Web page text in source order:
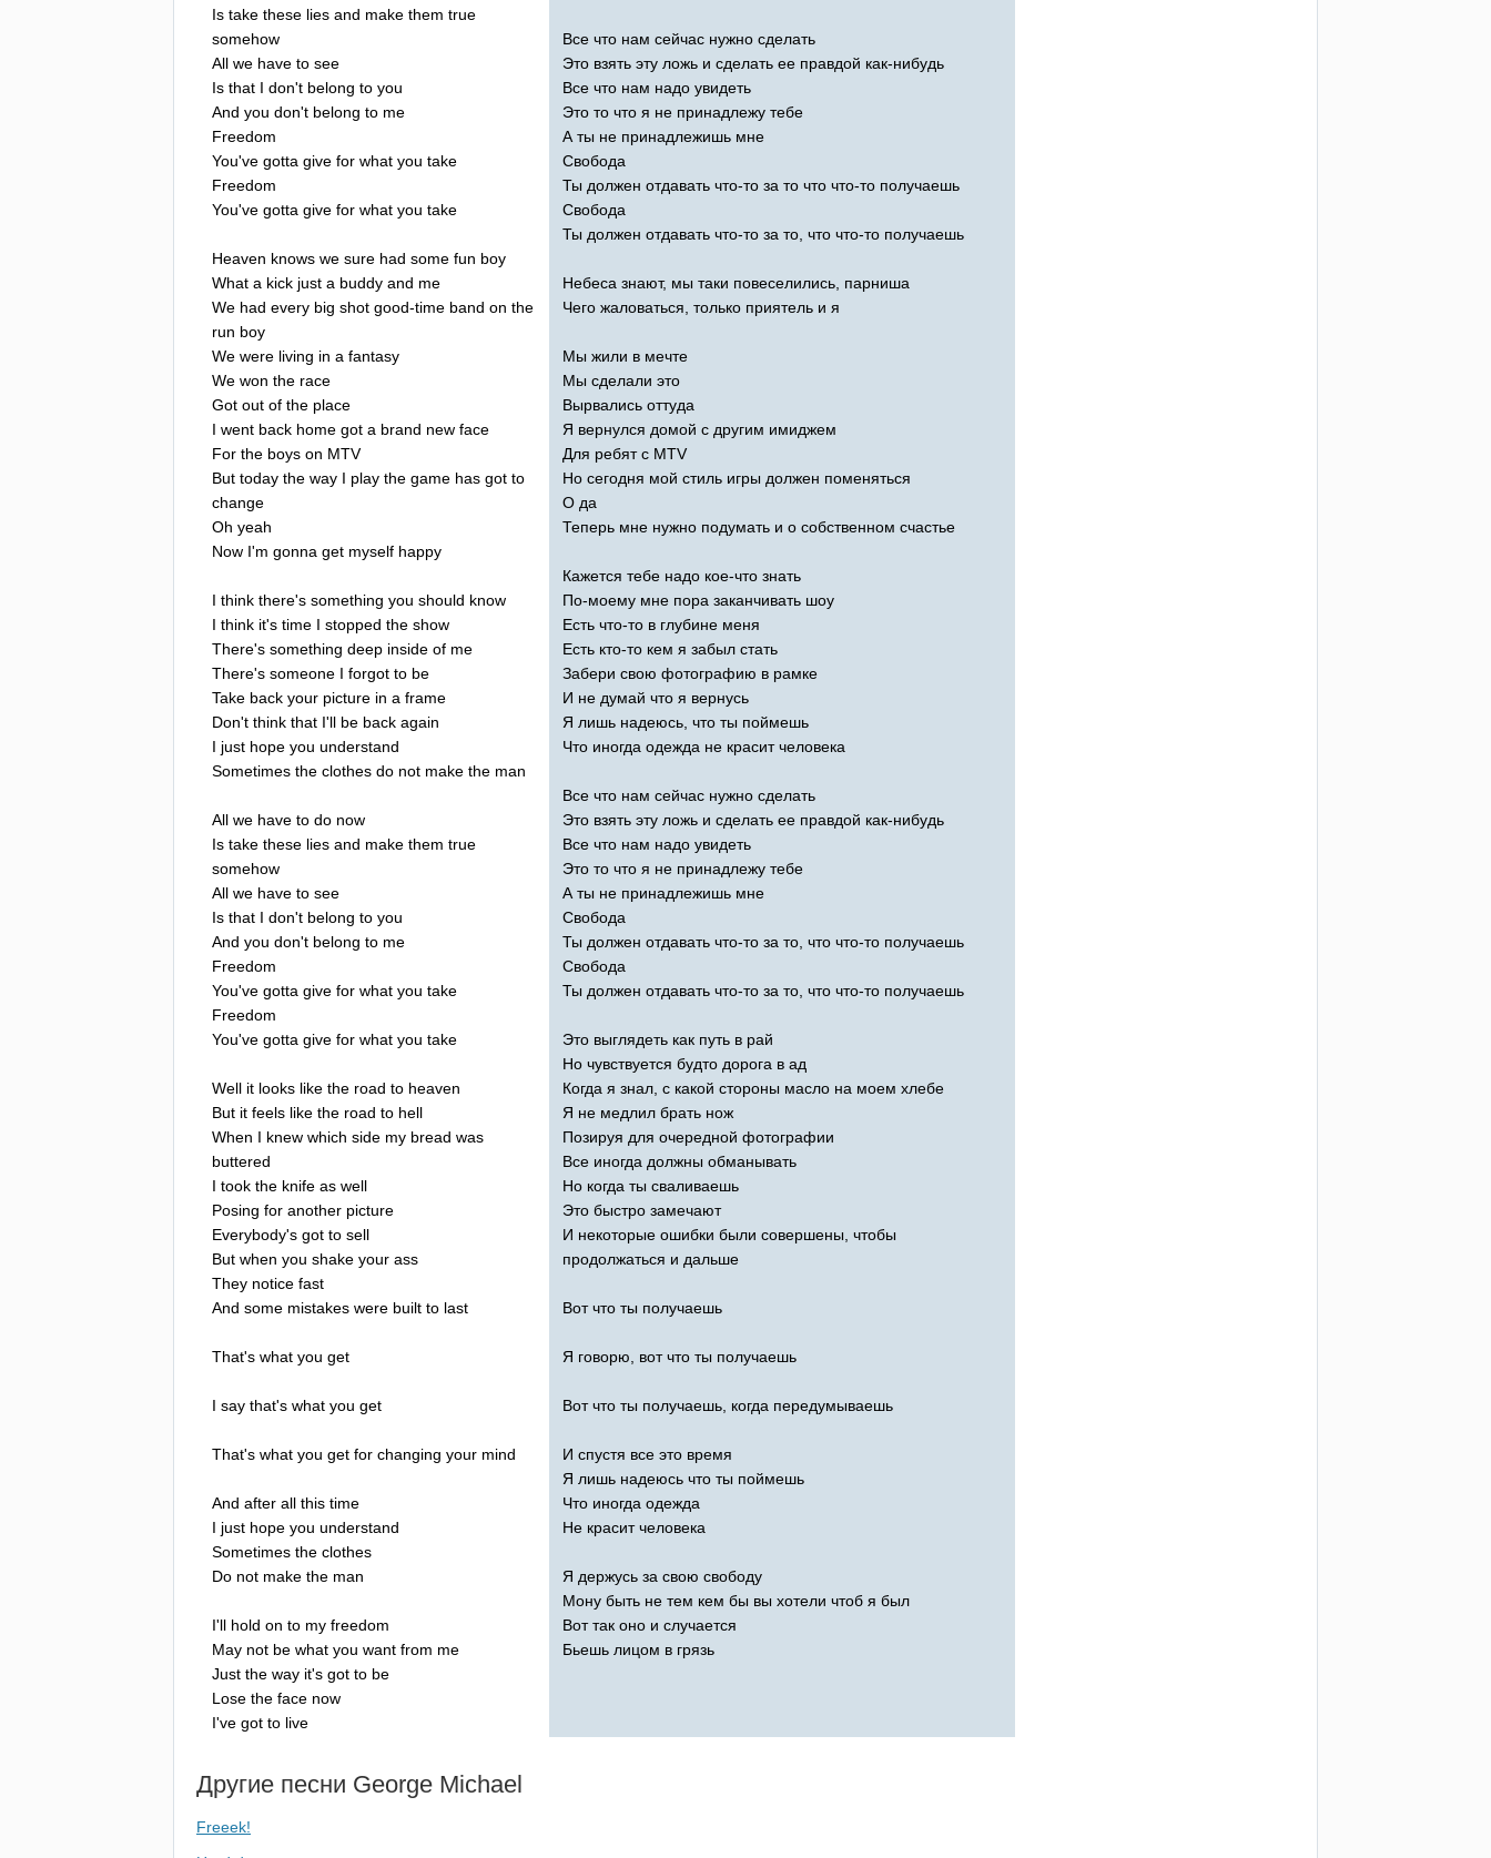
Is take these lies and make them true
somehow
All we have to see
Is that I don't belong to you
And you don't belong to me
Freedom
You've gotta give for what you take
Freedom
You've gotta give for what you take
Heaven knows we sure had some fun boy
What a kick just a buddy and me
We had every big shot good-time band on the
run boy
We were living in a fantasy
We won the race
Got out of the place
I went back home got a brand new face
For the boys on MTV
But today the way I play the game has got to
change
Oh yeah
Now I'm gonna get myself happy
I think there's something you should know
I think it's time I stopped the show
There's something deep inside of me
There's someone I forgot to be
Take back your picture in a frame
Don't think that I'll be back again
I just hope you understand
Sometimes the clothes do not make the man
All we have to do now
Is take these lies and make them true
somehow
All we have to see
Is that I don't belong to you
And you don't belong to me
Freedom
You've gotta give for what you take
Freedom
You've gotta give for what you take
Well it looks like the road to heaven
But it feels like the road to hell
When I knew which side my bread was
buttered
I took the knife as well
Posing for another picture
Everybody's got to sell
But when you shake your ass
They notice fast
And some mistakes were built to last
That's what you get
I say that's what you get
That's what you get for changing your mind
And after all this time
I just hope you understand
Sometimes the clothes
Do not make the man
I'll hold on to my freedom
May not be what you want from me
Just the way it's got to be
Lose the face now
I've got to live
Все что нам сейчас нужно сделать
Это взять эту ложь и сделать ее правдой как-нибудь
Все что нам надо увидеть
Это то что я не принадлежу тебе
А ты не принадлежишь мне
Свобода
Ты должен отдавать что-то за то что что-то получаешь
Свобода
Ты должен отдавать что-то за то, что что-то получаешь
Небеса знают, мы таки повеселились, парниша
Чего жаловаться, только приятель и я
Мы жили в мечте
Мы сделали это
Вырвались оттуда
Я вернулся домой с другим имиджем
Для ребят с MTV
Но сегодня мой стиль игры должен поменяться
О да
Теперь мне нужно подумать и о собственном счастье
Кажется тебе надо кое-что знать
По-моему мне пора заканчивать шоу
Есть что-то в глубине меня
Есть кто-то кем я забыл стать
Забери свою фотографию в рамке
И не думай что я вернусь
Я лишь надеюсь, что ты поймешь
Что иногда одежда не красит человека
Все что нам сейчас нужно сделать
Это взять эту ложь и сделать ее правдой как-нибудь
Все что нам надо увидеть
Это то что я не принадлежу тебе
А ты не принадлежишь мне
Свобода
Ты должен отдавать что-то за то, что что-то получаешь
Свобода
Ты должен отдавать что-то за то, что что-то получаешь
Это выглядеть как путь в рай
Но чувствуется будто дорога в ад
Когда я знал, с какой стороны масло на моем хлебе
Я не медлил брать нож
Позируя для очередной фотографии
Все иногда должны обманывать
Но когда ты сваливаешь
Это быстро замечают
И некоторые ошибки были совершены, чтобы
продолжаться и дальше
Вот что ты получаешь
Я говорю, вот что ты получаешь
Вот что ты получаешь, когда передумываешь
И спустя все это время
Я лишь надеюсь что ты поймешь
Что иногда одежда
Не красит человека
Я держусь за свою свободу
Мону быть не тем кем бы вы хотели чтоб я был
Вот так оно и случается
Бьешь лицом в грязь
Другие песни George Michael
Freeek!